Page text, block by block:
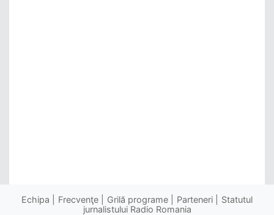
Echipa Frecvenţe Grilă programe Parteneri
Statutul
jurnalistului Radio Romania